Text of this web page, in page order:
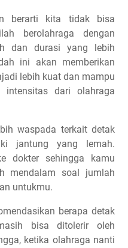
berarti kita tidak bisa
berolahraga dengan
dan durasi yang lebih
ini akan memberikan
lebih kuat dan mampu
intensitas dari olahraga
waspada terkait detak
jantung yang lemah.
dokter sehingga kamu
mendalam soal jumlah
untukmu.
berapa detak
bisa ditolerir oleh
ketika olahraga nanti